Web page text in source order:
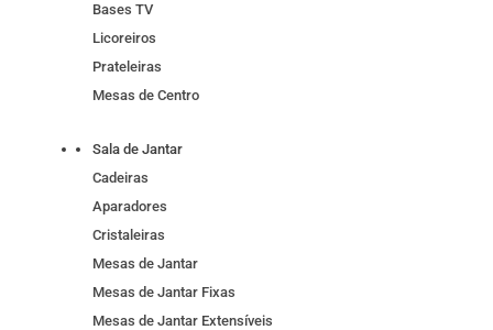
Bases TV
Licoreiros
Prateleiras
Mesas de Centro
Sala de Jantar
Cadeiras
Aparadores
Cristaleiras
Mesas de Jantar
Mesas de Jantar Fixas
Mesas de Jantar Extensíveis